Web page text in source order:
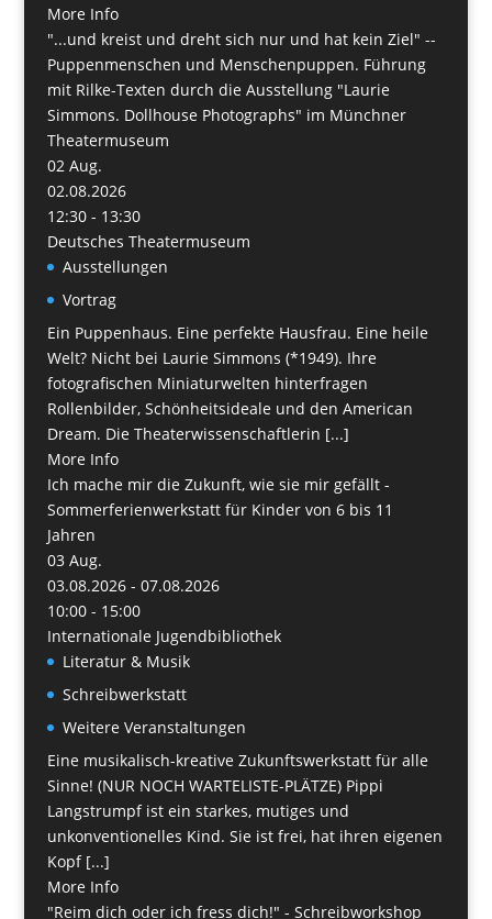
More Info
"...und kreist und dreht sich nur und hat kein Ziel" --
Puppenmenschen und Menschenpuppen. Führung
mit Rilke-Texten durch die Ausstellung "Laurie
Simmons. Dollhouse Photographs" im Münchner
Theatermuseum
02 Aug.
02.08.2026
12:30 - 13:30
Deutsches Theatermuseum
Ausstellungen
Vortrag
Ein Puppenhaus. Eine perfekte Hausfrau. Eine heile
Welt? Nicht bei Laurie Simmons (*1949). Ihre
fotografischen Miniaturwelten hinterfragen
Rollenbilder, Schönheitsideale und den American
Dream. Die Theaterwissenschaftlerin [...]
More Info
Ich mache mir die Zukunft, wie sie mir gefällt -
Sommerferienwerkstatt für Kinder von 6 bis 11
Jahren
03 Aug.
03.08.2026 - 07.08.2026
10:00 - 15:00
Internationale Jugendbibliothek
Literatur & Musik
Schreibwerkstatt
Weitere Veranstaltungen
Eine musikalisch-kreative Zukunftswerkstatt für alle
Sinne! (NUR NOCH WARTELISTE-PLÄTZE) Pippi
Langstrumpf ist ein starkes, mutiges und
unkonventionelles Kind. Sie ist frei, hat ihren eigenen
Kopf [...]
More Info
"Reim dich oder ich fress dich!" - Schreibworkshop